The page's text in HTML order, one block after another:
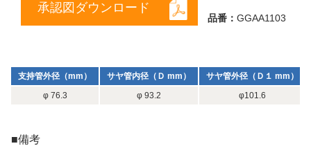
承認図ダウンロード
品番： GGAA1103
支持管外径（mm） サヤ管内径（Ｄ mm）
サヤ管外径（Ｄ１ mm）
φ 76.3
φ 93.2 φ101.6
■備考